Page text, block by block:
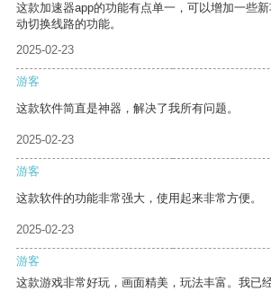
这款加速器app的功能有点单一，可以增加一些
动切换线路的功能。
2025-02-23
游客
这款软件简直是神器，解决了我所有问题。
2025-02-23
游客
这款软件的功能非常强大，使用起来非常方便。
2025-02-23
游客
这款游戏非常好玩，画面精美，玩法丰富。我已